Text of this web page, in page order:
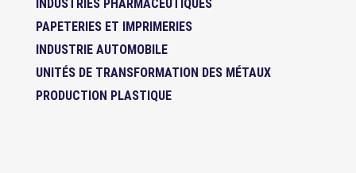
INDUSTRIES PHARMACEUTIQUES
PAPETERIES ET IMPRIMERIES
INDUSTRIE AUTOMOBILE
UNITÉS DE TRANSFORMATION DES MÉTAUX
PRODUCTION PLASTIQUE